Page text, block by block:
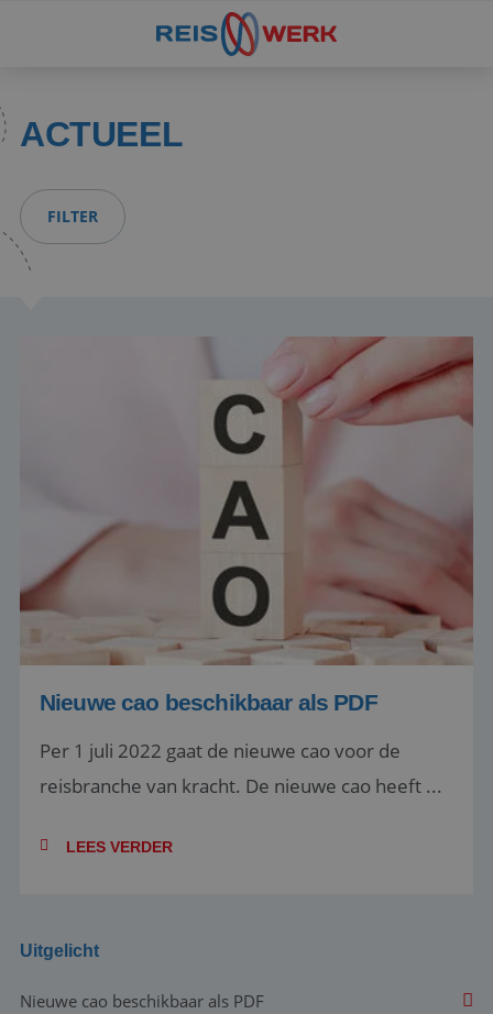
ACTUEEL
FILTER
Nieuwe cao beschikbaar als PDF
Per 1 juli 2022 gaat de nieuwe cao voor de
reisbranche van kracht. De nieuwe cao heeft ...
LEES VERDER
Uitgelicht
Nieuwe cao beschikbaar als PDF